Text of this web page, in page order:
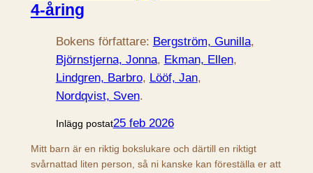
4-åring
Bokens författare: Bergström, Gunilla
Björnstjerna, Jonna, Ekman, Ellen
Lindgren, Barbro, Lööf, Jan
Nordqvist, Sven.
Inlägg postat25 feb 2026
Mitt barn är en riktig bokslukare och därtill en riktigt
svårnattad liten person, så ni kanske kan föreställa er att